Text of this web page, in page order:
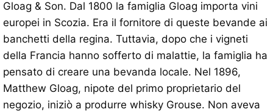
Gloag & Son. Dal 1800 la famiglia Gloag importa vini
europei in Scozia. Era il fornitore di queste bevande ai
banchetti della regina. Tuttavia, dopo che i vigneti
della Francia hanno sofferto di malattie, la famiglia ha
pensato di creare una bevanda locale. Nel 1896,
Matthew Gloag, nipote del primo proprietario del
negozio, iniziò a produrre whisky Grouse. Non aveva